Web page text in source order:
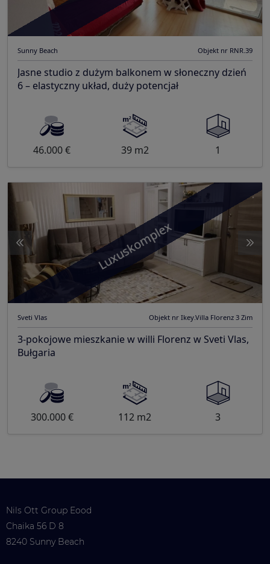
Sunny Beach Objekt nr RNR.39
Jasne studio z dużym balkonem w słoneczny dzień
6 – elastyczny układ, duży potencjał
46.000 € 39 m2 1
Luxuskomplex
Sveti Vlas Objekt nr Ikey.Villa Florenz 3 Zim
3-pokojowe mieszkanie w willi Florenz w Sveti Vlas,
Bułgaria
300.000 € 112 m2 3
Nils Ott Group Eood
Chaika 56 D 8
8240 Sunny Beach